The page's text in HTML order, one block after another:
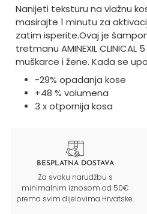
Nanijeti teksturu na vlažnu
masirajte 1 minutu za
zatim isperite.Ovaj je
tretmanu AMINEXIL CLINICAL
muškarce i žene. Kada se
-29% opadanja kose
+48 % volumena
3 x otpornija kosa
BESPLATNA DOSTAVA
Za svaku narudžbu s
minimalnim iznosom od 50€
prema svim dijelovima Hrvatske.